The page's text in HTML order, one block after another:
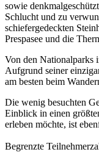
sowie
Schlucht und zu
schiefergedeckten
Prespasee und die
Von den Nationalparks
Aufgrund seiner
am besten beim
Die wenig besuchten
Einblick in einen
erleben möchte, ist
Begrenzte